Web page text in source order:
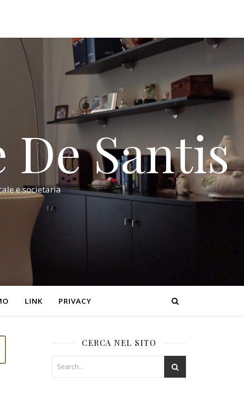
Santis
e societaria
LINK PRIVACY
CERCA NEL SITO